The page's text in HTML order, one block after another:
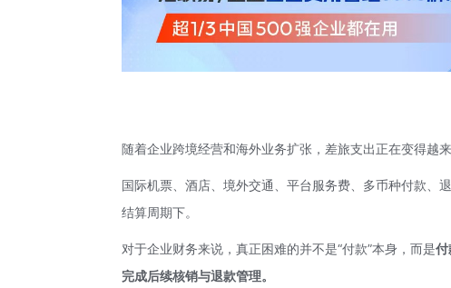
随着企业跨境经营和海外业务扩张，差旅支出正在变得越来
国际机票、酒店、境外交通、平台服务费、多币种付款、
结算周期下。
对于企业财务来说，真正困难的并不是“付款”本身，而是
完成后续核销与退款管理。